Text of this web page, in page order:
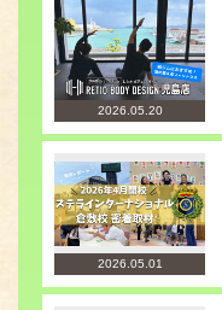
2026.05.20
2026.05.01